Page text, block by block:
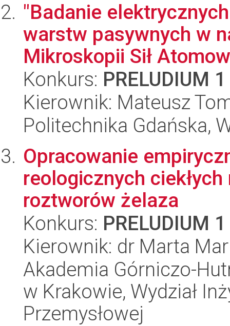
"Badanie
warstw pasywnych w
Mikroskopii Sił
Konkurs: PRELUDIUM 1
Kierownik: Mateusz
Politechnika Gdańska,
Opracowanie
reologicznych
roztworów żelaza
Konkurs: PRELUDIUM 1
Kierownik: dr Marta
Akademia Górniczo-
w Krakowie, Wydział
Przemysłowej